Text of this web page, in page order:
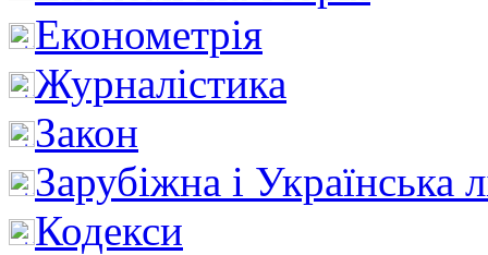
Економетрія
Журналістика
Закон
Зарубіжна і Українська
Кодекси